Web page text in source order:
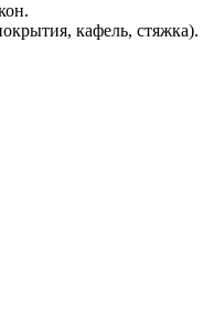
кафель, стяжка).